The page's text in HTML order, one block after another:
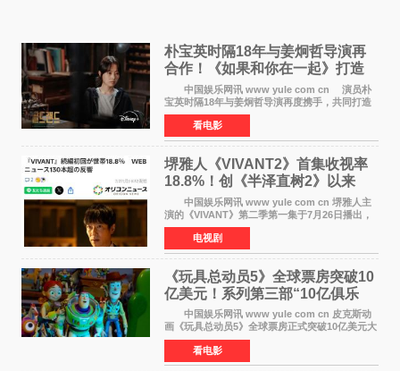
朴宝英时隔18年与姜炯哲导演再
合作！《如果和你在一起》打造
奇幻浪漫喜剧
中国娱乐网讯 www yule com cn 演员朴
宝英时隔18年与姜炯哲导演再度携手，共同打造
备受期待的浪漫喜剧新作《如果和你在一起》
（暂定名）。据OSEN报道，朴宝英将出演该片
女主角，自2008年《
看电影
堺雅人《VIVANT2》首集收视率
18.8%！创《半泽直树2》以来
TBS周日剧场最高开局
中国娱乐网讯 www yule com cn 堺雅人主
演的《VIVANT》第二季第一集于7月26日播出，
首集收视率高达18 8%，成为自2020年《半泽直
树2》首集22%以来，TBS周日剧场最高开播收视
纪录。 考虑到
电视剧
《玩具总动员5》全球票房突破10
亿美元！系列第三部“10亿俱乐
部”达成
中国娱乐网讯 www yule com cn 皮克斯动
画《玩具总动员5》全球票房正式突破10亿美元大
关。截至上周末，该片全球累计票房已达10 22亿
美元，其中北美市场贡献4 48亿美元，中国内地
票房达2 82
看电影